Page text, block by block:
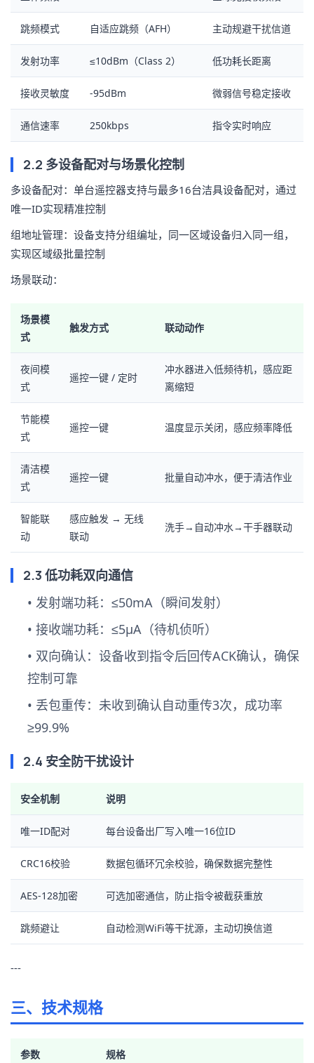
跳频模式 自适应跳频（AFH） 主动规避干扰信道
发射功率 ≤10dBm（Class 2） 低功耗长距离
接收灵敏度 -95dBm 微弱信号稳定接收
通信速率 250kbps 指令实时响应
2.2 多设备配对与场景化控制
多设备配对：单台遥控器支持与最多16台洁具设备配对，通过
唯一ID实现精准控制
组地址管理：设备支持分组编址，同一区域设备归入同一组，
实现区域级批量控制
场景联动：
场景模
式
触发方式 联动动作
夜间模
式
遥控一键 / 定时
冲水器进入低频待机，感应距
离缩短
节能模
式
遥控一键 温度显示关闭，感应频率降低
清洁模
式
遥控一键 批量自动冲水，便于清洁作业
智能联
动
感应触发 → 无线
联动
洗手→自动冲水→干手器联动
2.3 低功耗双向通信
• 发射端功耗：≤50mA（瞬间发射）
• 接收端功耗：≤5μA（待机侦听）
• 双向确认 ：设备收到指令后回传ACK确认，确保
控制可靠
• 丢包重传：未收到确认自动重传3次，成功率
≥99.9%
2.4 安全防干扰设计
安全机制 说明
唯一ID配对 每台设备出厂写入唯一16位ID
CRC16校验 数据包循环冗余校验，确保数据完整性
AES-128加密 可选加密通信，防止指令被截获重放
跳频避让 自动检测WiFi等干扰源，主动切换信道
---
三、技术规格
参数 规格